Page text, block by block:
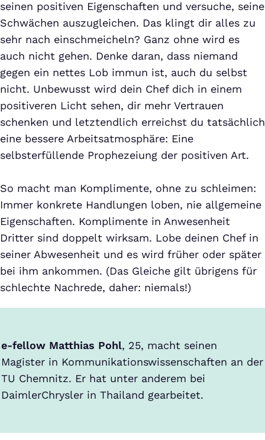
seinen positiven Eigenschaften und versuche, seine
Schwächen auszugleichen. Das klingt dir alles zu
sehr nach einschmeicheln? Ganz ohne wird es
auch nicht gehen. Denke daran, dass niemand
gegen ein nettes Lob immun ist, auch du selbst
nicht. Unbewusst wird dein Chef dich in einem
positiveren Licht sehen, dir mehr Vertrauen
schenken und letztendlich erreichst du tatsächlich
eine bessere Arbeitsatmosphäre: Eine
selbsterfüllende Prophezeiung der positiven Art.
So macht man Komplimente, ohne zu schleimen:
Immer konkrete Handlungen loben, nie allgemeine
Eigenschaften. Komplimente in Anwesenheit
Dritter sind doppelt wirksam. Lobe deinen Chef in
seiner Abwesenheit und es wird früher oder später
bei ihm ankommen. (Das Gleiche gilt übrigens für
schlechte Nachrede, daher: niemals!)
e-fellow Matthias Pohl, 25, macht seinen
Magister in Kommunikationswissenschaften an der
TU Chemnitz. Er hat unter anderem bei
DaimlerChrysler in Thailand gearbeitet.